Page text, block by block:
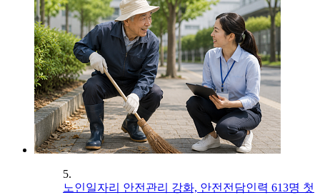
5.
노인일자리 안전관리 강화, 안전전담인력 613명 첫